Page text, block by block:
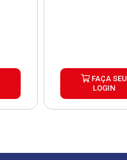
FAÇA SEU
LOGIN